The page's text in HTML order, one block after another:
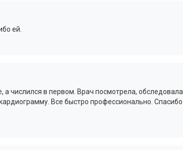
ей.
а числился в первом. Врач посмотрела, обследовала
Все быстро профессионально. Спасибо